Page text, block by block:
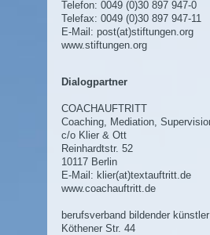
Telefon: 0049 (0)30 897 947-0
Telefax: 0049 (0)30 897 947-11
E-Mail: post(at)stiftungen.org
www.stiftungen.org
Dialogpartner
COACHAUFTRITT
Coaching, Mediation,
c/o Klier & Ott
Reinhardtstr. 52
10117 Berlin
E-Mail: klier(at)textauftritt.de
www.coachauftritt.de
berufsverband bildender
Köthener Str. 44